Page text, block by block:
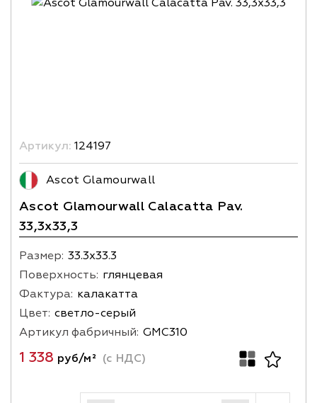
Артикул: 124197
Ascot Glamourwall
Ascot Glamourwall Calacatta Pav.
33,3x33,3
Размер: 33.3х33.3
Поверхность: глянцевая
Фактура: калакатта
Цвет: светло-серый
Артикул фабричный: GMC310
1 338 руб/м² (с НДС)